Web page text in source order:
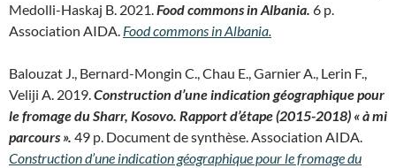
Medolli-Haskaj B. 2021.Food commons in Albania. 6 p.
Association AIDA. Food commons in Albania.
Balouzat J., Bernard-Mongin C., Chau E., Garnier A., Lerin F.,
Veliji A. 2019.Construction d’une indication géographique pour
le fromage du Sharr, Kosovo. Rapport d’étape (2015-2018) « à mi
parcours ». 49 p. Document de synthèse. Association AIDA.
Construction d’une indication géographique pour le fromage du